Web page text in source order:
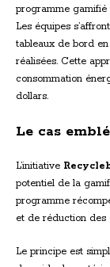
programme gamifié
Les équipes
tableaux de bord
réalisées. Cette
consommation
dollars.
Le cas
L’initiative
potentiel de la
programme
et de réduction des
Le principe est